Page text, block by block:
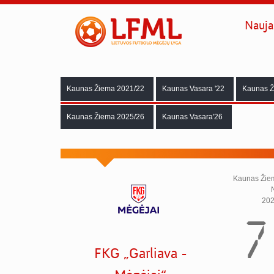
Kaunas Žiema 2021/22 Kaunas Vasara '22 Kaunas
Kaunas Žiema 2025/26 Kaunas Vasara'26
Kaunas
FKG „Garliava -